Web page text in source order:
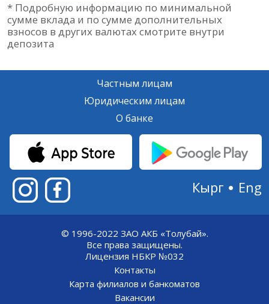
* Подробную информацию по минимальной
сумме вклада и по сумме дополнительных
взносов в других валютах смотрите внутри
депозита
Частным лицам
Юридическим лицам
О банке
Eng
Кырг
© 1996-2022 ЗАО АКБ «Толубай».
Все права защищены.
Лицензия НБКР №032
Контакты
Карта филиалов и банкоматов
Вакансии